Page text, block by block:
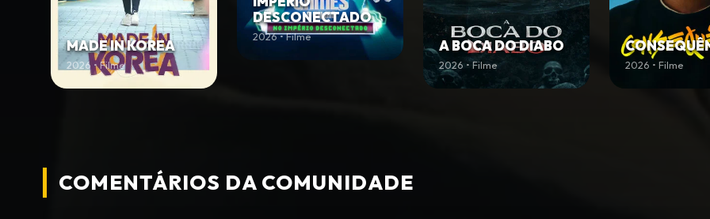
MADE IN KOREA
2026 • Filme
DESCONECTADO
2026 • Filme
A BOCA DO DIABO
2026 • Filme 2026 • Filme
COMENTÁRIOS DA COMUNIDADE